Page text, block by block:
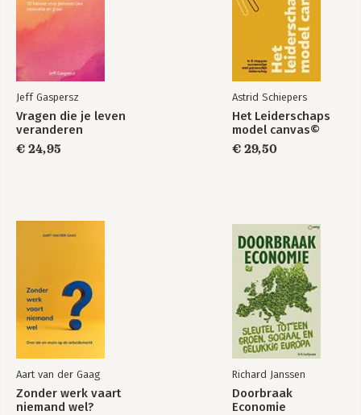
Jeff Gaspersz
Vragen die je leven
veranderen
€ 24,95
Astrid Schiepers
Het Leiderschaps
model canvas©
€ 29,50
Aart van der Gaag
Zonder werk vaart
niemand wel?
Richard Janssen
Doorbraak
Economie